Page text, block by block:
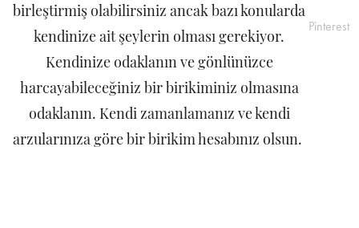
birleştirmiş olabilirsiniz ancak bazı konularda
kendinize ait şeylerin olması gerekiyor.
Kendinize odaklanın ve gönlünüzce
harcayabileceğiniz bir birikiminiz olmasına
odaklanın. Kendi zamanlamanız ve kendi
arzularınıza göre bir birikim hesabınız olsun.
Pinterest